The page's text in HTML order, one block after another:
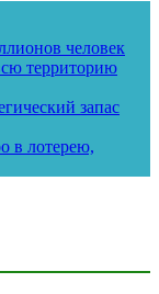
человек
территорию
запас
в лотерею,